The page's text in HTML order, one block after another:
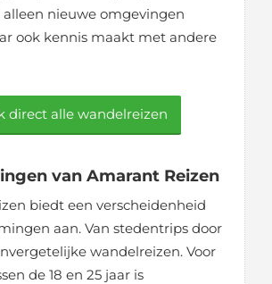
nieuwe omgevingen
ook kennis maakt met andere
direct alle wandelreizen
van Amarant Reizen
biedt een verscheidenheid
aan. Van stedentrips door
wandelreizen. Voor
de 18 en 25 jaar is